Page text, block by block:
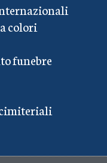
colori
funebre